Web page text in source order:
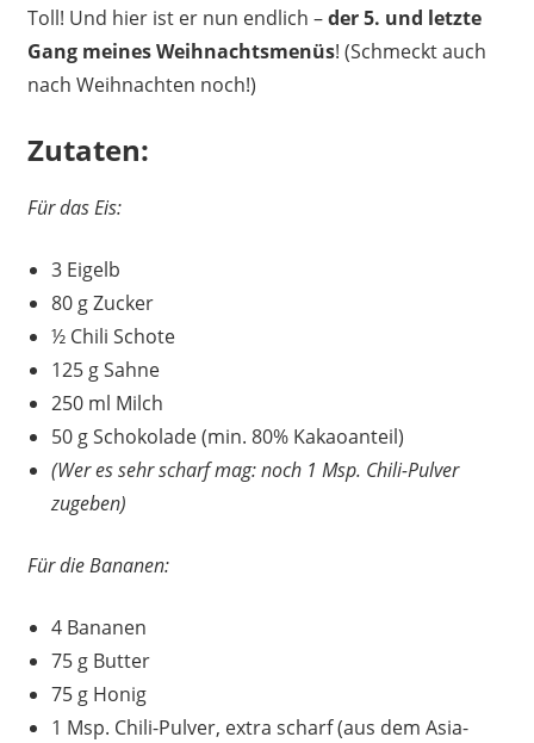
Toll! Und hier ist er nun endlich –der 5. und letzte
Gang meines Weihnachtsmenüs! (Schmeckt auch
nach Weihnachten noch!)
Zutaten:
Für das Eis:
3 Eigelb
80 g Zucker
½ Chili Schote
125 g Sahne
250 ml Milch
50 g Schokolade (min. 80% Kakaoanteil)
(Wer es sehr scharf mag: noch 1 Msp. Chili-Pulver
zugeben)
Für die Bananen:
4 Bananen
75 g Butter
75 g Honig
1 Msp. Chili-Pulver, extra scharf (aus dem Asia-